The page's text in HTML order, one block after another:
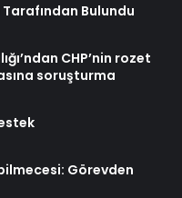
Bulundu
CHP’nin rozet
soruşturma
Görevden